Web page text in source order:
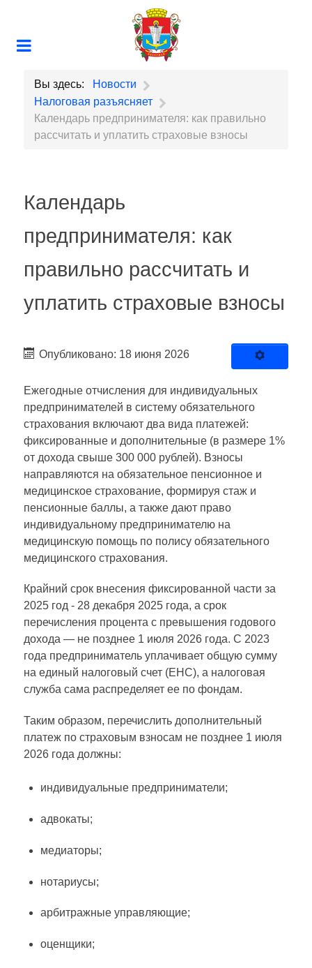
Вы здесь:
Новости
Налоговая разъясняет
Календарь предпринимателя: как правильно
рассчитать и уплатить страховые взносы
Календарь
предпринимателя: как
правильно рассчитать и
уплатить страховые взносы
Опубликовано: 18 июня 2026
Ежегодные отчисления для индивидуальных
предпринимателей в систему обязательного
страхования включают два вида платежей:
фиксированные и дополнительные (в размере 1%
от дохода свыше 300 000 рублей). Взносы
направляются на обязательное пенсионное и
медицинское страхование, формируя стаж и
пенсионные баллы, а также дают право
индивидуальному предпринимателю на
медицинскую помощь по полису обязательного
медицинского страхования.
Крайний срок внесения фиксированной части за
2025 год - 28 декабря 2025 года, а срок
перечисления процента с превышения годового
дохода — не позднее 1 июля 2026 года. С 2023
года предприниматель уплачивает общую сумму
на единый налоговый счет (ЕНС), а налоговая
служба сама распределяет ее по фондам.
Таким образом, перечислить дополнительный
платеж по страховым взносам не позднее 1 июля
2026 года должны:
индивидуальные предприниматели;
адвокаты;
медиаторы;
нотариусы;
арбитражные управляющие;
оценщики;